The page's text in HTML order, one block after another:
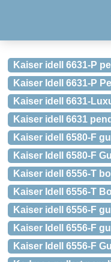
Kaiser idell 6631-P
Kaiser Idell 6631-P
Kaiser idell 6631-
Kaiser idell 6631
Kaiser idell 6580-F
Kaiser Idell 6580-F
Kaiser idell 6556-T
Kaiser Idell 6556-T
Kaiser idell 6556-F
Kaiser Idell 6556-F
Kaiser Idell 6556-F